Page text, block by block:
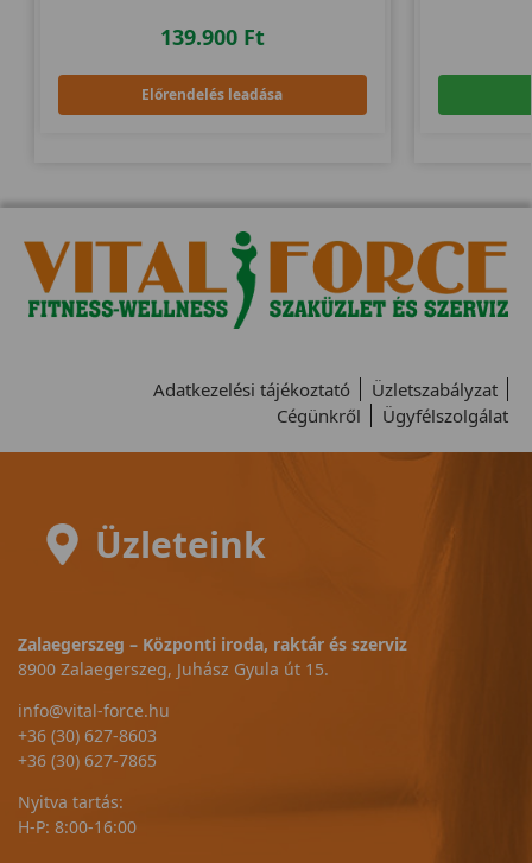
139.900 Ft
Előrendelés leadása
Adatkezelési tájékoztató
Üzletszabályzat
Cégünkről
Ügyfélszolgálat
Üzleteink
Zalaegerszeg – Központi iroda, raktár és szerviz
8900 Zalaegerszeg, Juhász Gyula út 15.
info@vital-force.hu
+36 (30) 627-8603
+36 (30) 627-7865
Nyitva tartás:
H-P: 8:00-16:00